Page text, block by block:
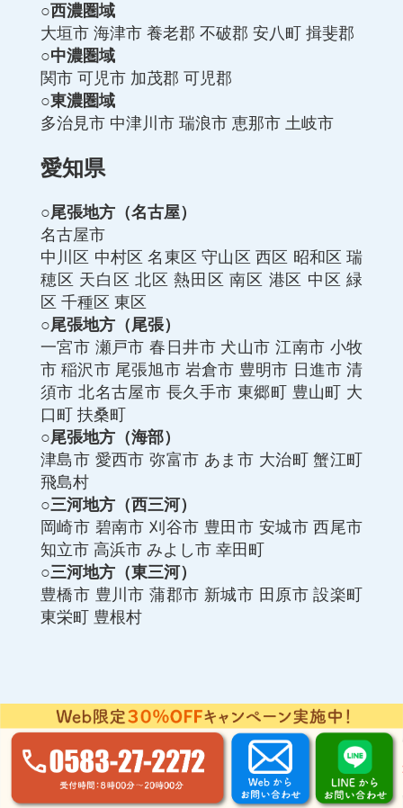
○西濃圏域
大垣市 海津市 養老郡 不破郡 安八町 揖斐郡
○中濃圏域
関市 可児市 加茂郡 可児郡
○東濃圏域
多治見市 中津川市 瑞浪市 恵那市 土岐市
愛知県
○尾張地方（名古屋）
名古屋市
中川区 中村区 名東区 守山区 西区 昭和区 瑞
穂区 天白区 北区 熱田区 南区 港区 中区 緑
区 千種区 東区
○尾張地方（尾張）
一宮市 瀬戸市 春日井市 犬山市 江南市 小牧
市 稲沢市 尾張旭市 岩倉市 豊明市 日進市 清
須市 北名古屋市 長久手市 東郷町 豊山町 大
口町 扶桑町
○尾張地方（海部）
津島市 愛西市 弥富市 あま市 大治町 蟹江町
飛島村
○三河地方（西三河）
岡崎市 碧南市 刈谷市 豊田市 安城市 西尾市
知立市 高浜市 みよし市 幸田町
○三河地方（東三河）
豊橋市 豊川市 蒲郡市 新城市 田原市 設楽町
東栄町 豊根村